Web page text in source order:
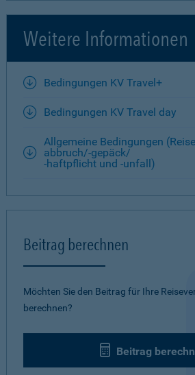
Weitere Informationen
Bedingungen KV Travel+
Bedingungen KV Travel day
Allgemeine Bedingungen
abbruch/-gepäck/
-haftpflicht und -unfall)
Beitrag berechnen
Möchten Sie den Beitrag für Ihre
berechnen?
Beitrag